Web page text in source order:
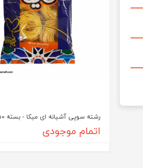
رشته سوپی آشیانه ای میکا - بسته 150 گرم
اتمام موجودی